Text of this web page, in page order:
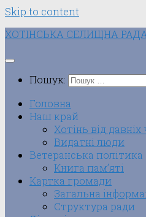
Skip to content
ХОТІНСЬКА СЕЛИЩНА РАДА
Пошук:
Головна
Наш край
Хотінь від
Видатні люди
Ветеранська політика
Книга пам’яті
Картка громади
Загальна
Структура ради